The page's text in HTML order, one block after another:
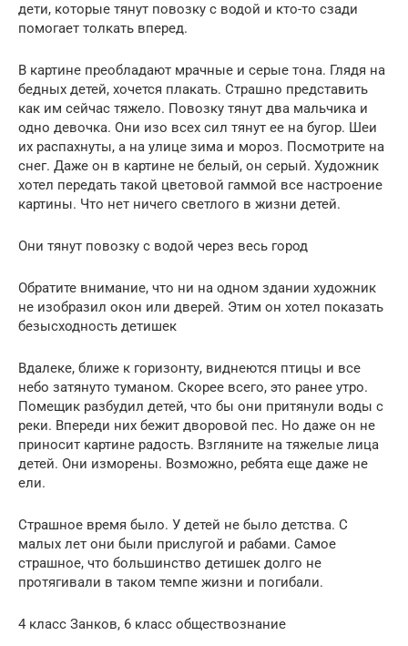
дети, которые тянут повозку с водой и кто-то сзади
помогает толкать вперед.
В картине преобладают мрачные и серые тона. Глядя на
бедных детей, хочется плакать. Страшно представить
как им сейчас тяжело. Повозку тянут два мальчика и
одно девочка. Они изо всех сил тянут ее на бугор. Шеи
их распахнуты, а на улице зима и мороз. Посмотрите на
снег. Даже он в картине не белый, он серый. Художник
хотел передать такой цветовой гаммой все настроение
картины. Что нет ничего светлого в жизни детей.
Они тянут повозку с водой через весь город
Обратите внимание, что ни на одном здании художник
не изобразил окон или дверей. Этим он хотел показать
безысходность детишек
Вдалеке, ближе к горизонту, виднеются птицы и все
небо затянуто туманом. Скорее всего, это ранее утро.
Помещик разбудил детей, что бы они притянули воды с
реки. Впереди них бежит дворовой пес. Но даже он не
приносит картине радость. Взгляните на тяжелые лица
детей. Они изморены. Возможно, ребята еще даже не
ели.
Страшное время было. У детей не было детства. С
малых лет они были прислугой и рабами. Самое
страшное, что большинство детишек долго не
протягивали в таком темпе жизни и погибали.
4 класс Занков, 6 класс обществознание